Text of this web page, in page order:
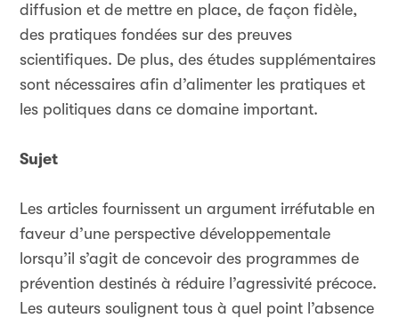
diffusion et de mettre en place, de façon fidèle,
des pratiques fondées sur des preuves
scientifiques. De plus, des études supplémentaires
sont nécessaires afin d’alimenter les pratiques et
les politiques dans ce domaine important.
Sujet
Les articles fournissent un argument irréfutable en
faveur d’une perspective développementale
lorsqu’il s’agit de concevoir des programmes de
prévention destinés à réduire l’agressivité précoce.
Les auteurs soulignent tous à quel point l’absence